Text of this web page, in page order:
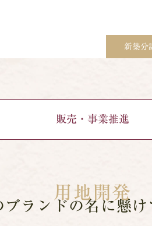
新築分
販売・ 事業推進
用地開発
ブランドの名に懸け